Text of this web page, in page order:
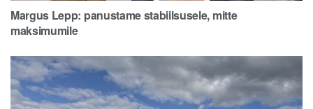
Margus Lepp: panustame stabiilsusele, mitte
maksimumile